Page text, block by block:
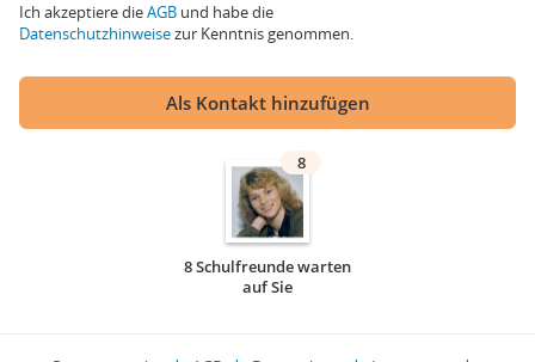
Ich akzeptiere dieAGB und habe die
Datenschutzhinweisezur Kenntnis genommen.
Als Kontakt hinzufügen
8
8 Schulfreunde warten
auf Sie